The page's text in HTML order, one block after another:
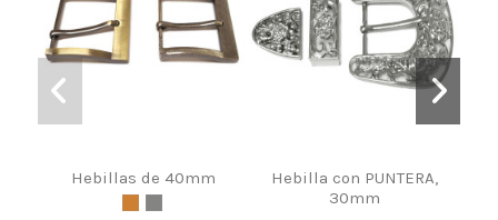
Hebillas de 40mm
Hebilla con PUNTERA,
30mm